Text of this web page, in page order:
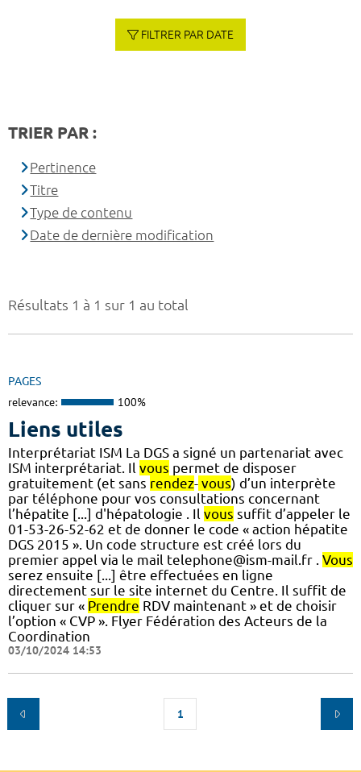
Résultats 1 à 1 sur 1 au total
PAGES
relevance: 100%
Liens utiles
Interprétariat ISM La DGS a signé un partenariat avec
ISM interprétariat. Il vous permet de disposer
gratuitement (et sans rendez- vous) d’un interprète
par téléphone pour vos consultations concernant
l’hépatite [...] d'hépatologie . Il vous suffit d’appeler le
01-53-26-52-62 et de donner le code « action hépatite
DGS 2015 ». Un code structure est créé lors du
premier appel via le mail telephone@ism-mail.fr . Vous
serez ensuite [...] être effectuées en ligne
directement sur le site internet du Centre. Il suffit de
cliquer sur « Prendre RDV maintenant » et de choisir
l’option « CVP ». Flyer Fédération des Acteurs de la
Coordination
03/10/2024 14:53
1
FILTRER PAR DATE
TRIER PAR :
Pertinence
Titre
Type de contenu
Date de dernière modification